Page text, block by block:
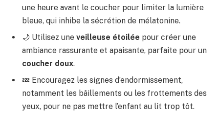
une heure avant le coucher pour limiter la lumière
bleue, qui inhibe la sécrétion de mélatonine.
🌙 Utilisez une veilleuse étoilée pour créer une
ambiance rassurante et apaisante, parfaite pour un
coucher doux.
💤 Encouragez les signes d’endormissement,
notamment les bâillements ou les frottements des
yeux, pour ne pas mettre l’enfant au lit trop tôt.